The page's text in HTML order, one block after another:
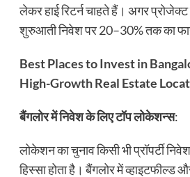
लेकर हाई रिटर्न चाहते हैं। अगर
शुरुआती निवेश पर 20–30% तक का
Best Places to Invest in
High-Growth Real Estate
बैंगलोर में निवेश के लिए टॉप लोकेशन्स:
लोकेशन का चुनाव किसी भी प्रॉपर्टी
हिस्सा होता है। बैंगलोर में व्हाइटफील्ड